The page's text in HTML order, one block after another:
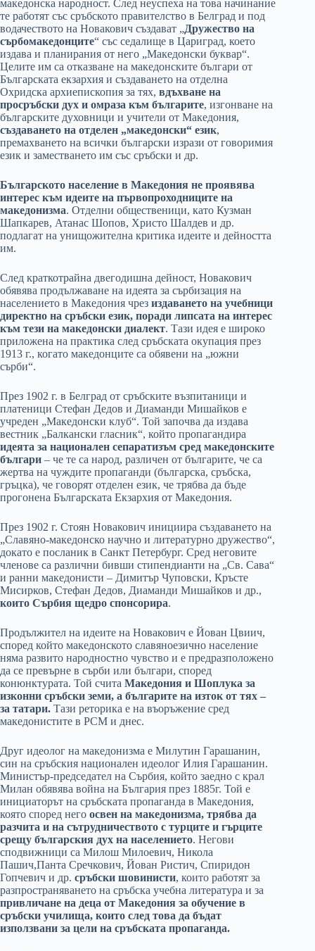
македонска народност. След неуспеха на това начинание
те работят със сръбското правителство в Белград и под
водачеството на Новакович създават „Дружество на
сърбомакедонците“ със седалище в Цариград, което
издава и планирания от него „Македонски буквар“.
Целите им са отказване на македонските българи от
Българската екзархия и създаването на отделна
Охридска архиепископия за тях, вдъхване на
просръбски дух и омраза към българите, изгонване на
българските духовници и учители от Македония,
създаването на отделен „македонски“ език,
премахването на всички български изрази от говоримия
език и заместването им със сръбски и др.
Българското население в Македония не проявява
интерес към идеите на първопроходниците на
македонизма. Отделни общественици, като Кузман
Шапкарев, Атанас Шопов, Христо Шалдев и др.
подлагат на унищожителна критика идеите и дейността
им.
След краткотрайна двегодишна дейност, Новакович
обявява продължаване на идеята за сърбизация на
населението в Македония чрез издаването на учебници
директно на сръбски език, поради липсата на интерес
към тези на македонски диалект. Тази идея е широко
приложена на практика след сръбската окупация през
1913 г., когато македонците са обявени на „южни
сърби“.
През 1902 г. в Белград от сръбските възпитаници и
платеници Стефан Дедов и Диаманди Мишайков е
учреден „Македонски клуб“. Той започва да издава
вестник „Балкански гласник“, който пропагандира
идеята за национален сепаратизъм сред македонските
българи – че те са народ, различен от българите, че са
жертва на чуждите пропаганди (българска, сръбска,
гръцка), че говорят отделен език, че трябва да бъде
прогонена Българската Екзархия от Македония.
През 1902 г. Стоян Новакович инициира създаването на
„Славяно-македонско научно и литературно дружество“,
докато е посланик в Санкт Петербург. Сред неговите
членове са различни бивши стипендианти на „Св. Сава“
и ранни македонисти – Димитър Чуповски, Кръсте
Мисирков, Стефан Дедов, Диаманди Мишайков и др.,
които Сърбия щедро спонсорира.
Продължител на идеите на Новакович е Йован Цвиич,
според който македонското славяноезично население
няма развито народностно чувство и е предразположено
да се превърне в сърби или българи, според
конюнктурата. Той счита Македония и Шоплука за
изконни сръбски земи, а българите на изток от тях –
за татари. Тази реторика е на въоръжение сред
македонистите в РСМ и днес.
Друг идеолог на македонизма е Милутин Гарашанин,
син на сръбския национален идеолог Илия Гарашанин.
Министър-председател на Сърбия, който заедно с крал
Милан обявява война на България през 1885г. Той е
инициаторът на сръбската пропаганда в Македония,
която според него освен на македонизма, трябва да
разчита и на сътрудничеството с турците и гърците
срещу българския дух на населението. Негови
сподвижници са Милош Милоевич, Никола
Пашич,Панта Сречкович, Йован Ристич, Спиридон
Гопчевич и др. сръбски шовинисти, които работят за
разпространяването на сръбска учебна литература и за
привличане на деца от Македония за обучение в
сръбски училища, които след това да бъдат
използвани за цели на сръбската пропаганда.